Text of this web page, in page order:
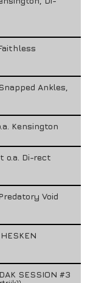
Ankles,
Kensington
o.a. Di-rect
Void
SESSION #3